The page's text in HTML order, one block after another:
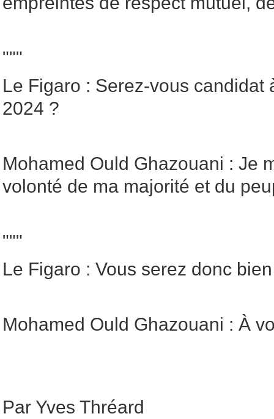
"""
Le Figaro : Serez-vous candidat
2024 ?
Mohamed Ould Ghazouani : Je
volonté de ma majorité et du
"""
Le Figaro : Vous serez donc
Mohamed Ould Ghazouani : À
Par Yves Thréard